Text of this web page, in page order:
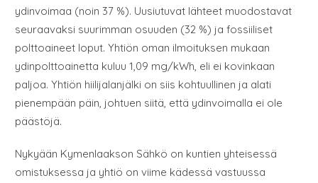
ydinvoimaa (noin 37 %). Uusiutuvat lähteet muodostavat
seuraavaksi suurimman osuuden (32 %) ja fossiiliset
polttoaineet loput. Yhtiön oman ilmoituksen mukaan
ydinpolttoainetta kuluu 1,09 mg/kWh, eli ei kovinkaan
paljoa. Yhtiön hiilijalanjälki on siis kohtuullinen ja alati
pienempään päin, johtuen siitä, että ydinvoimalla ei ole
päästöjä.
Nykyään Kymenlaakson Sähkö on kuntien yhteisessä
omistuksessa ja yhtiö on viime kädessä vastuussa